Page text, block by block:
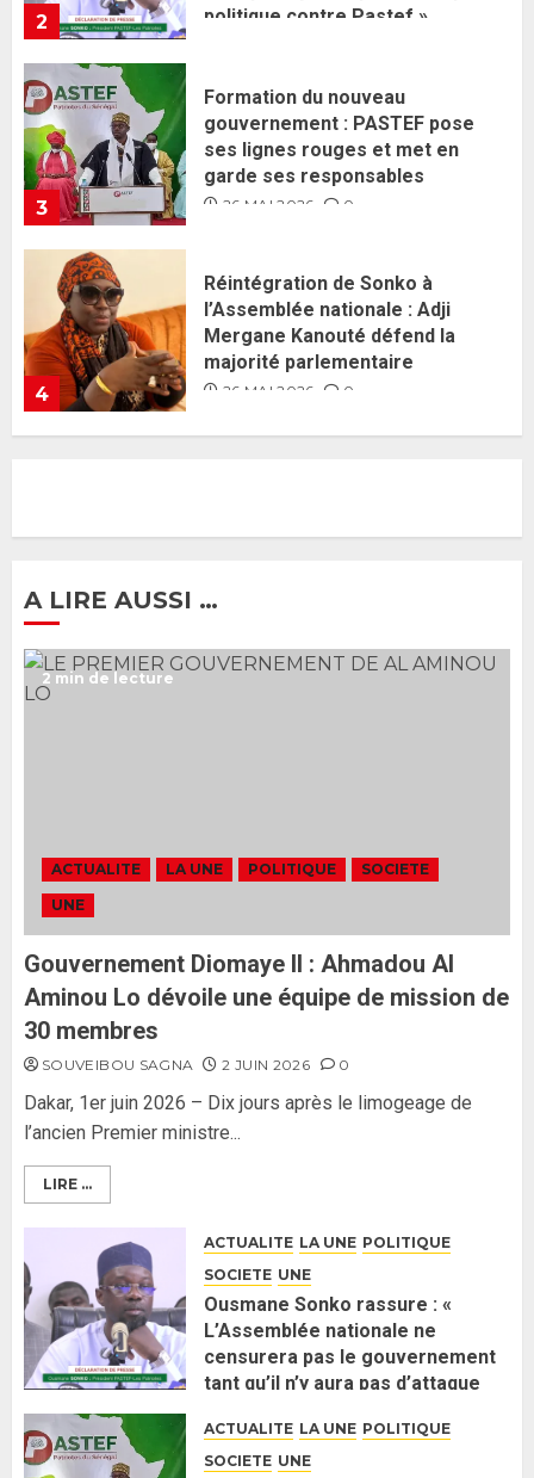
3 26 MAI 2026 0
4
Réintégration de Sonko à
l’Assemblée nationale : Adji
Mergane Kanouté défend la
majorité parlementaire
26 MAI 2026 0
5
Guy Marius Sagna inquiet après la
nomination d’Al Aminou Lo : «
J’espère me tromper »
26 MAI 2026 0
Ousmane Sonko rassure : «
3
gouvernement : PASTEF pose
A LIRE AUSSI …
2 min de lecture
ACTUALITE LA UNE POLITIQUE
SOCIETE
UNE
Gouvernement Diomaye II : Ahmadou Al
Aminou Lo dévoile une équipe de mission de
30 membres
SOUVEIBOU SAGNA 2 JUIN 2026 0
Dakar, 1er juin 2026 – Dix jours après le limogeage de
l’ancien Premier ministre...
LIRE ...
ACTUALITE LA UNE POLITIQUE
SOCIETE UNE
Ousmane Sonko rassure : «
L’Assemblée nationale ne
censurera pas le gouvernement
tant qu’il n’y aura pas d’attaque
2 JUIN 2026 0
ACTUALITE LA UNE POLITIQUE
SOCIETE UNE